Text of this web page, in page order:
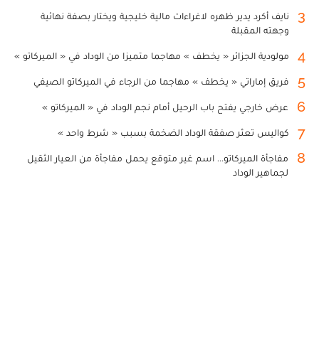
3
نايف أكرد يدير ظهره لاغراءات مالية خليجية ويختار بصفة نهائية
وجهته المقبلة
4 مولودية الجزائر « يخطف » مهاجما متميزا من الوداد في « الميركاتو »
5 فريق إماراتي « يخطف » مهاجما من الرجاء في الميركاتو الصيفي
6 عرض خارجي يفتح باب الرحيل أمام نجم الوداد في « الميركاتو »
7 كواليس تعثر صفقة الوداد الضخمة بسبب « شرط واحد »
8
مفاجأة الميركاتو... اسم غير متوقع يحمل مفاجأة من العيار الثقيل
لجماهير الوداد